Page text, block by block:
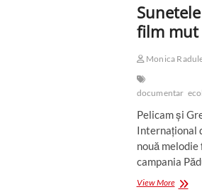
film mut
Monica
documentar
Pelicam și
Internațional
nouă
campania
View MoreSunetele